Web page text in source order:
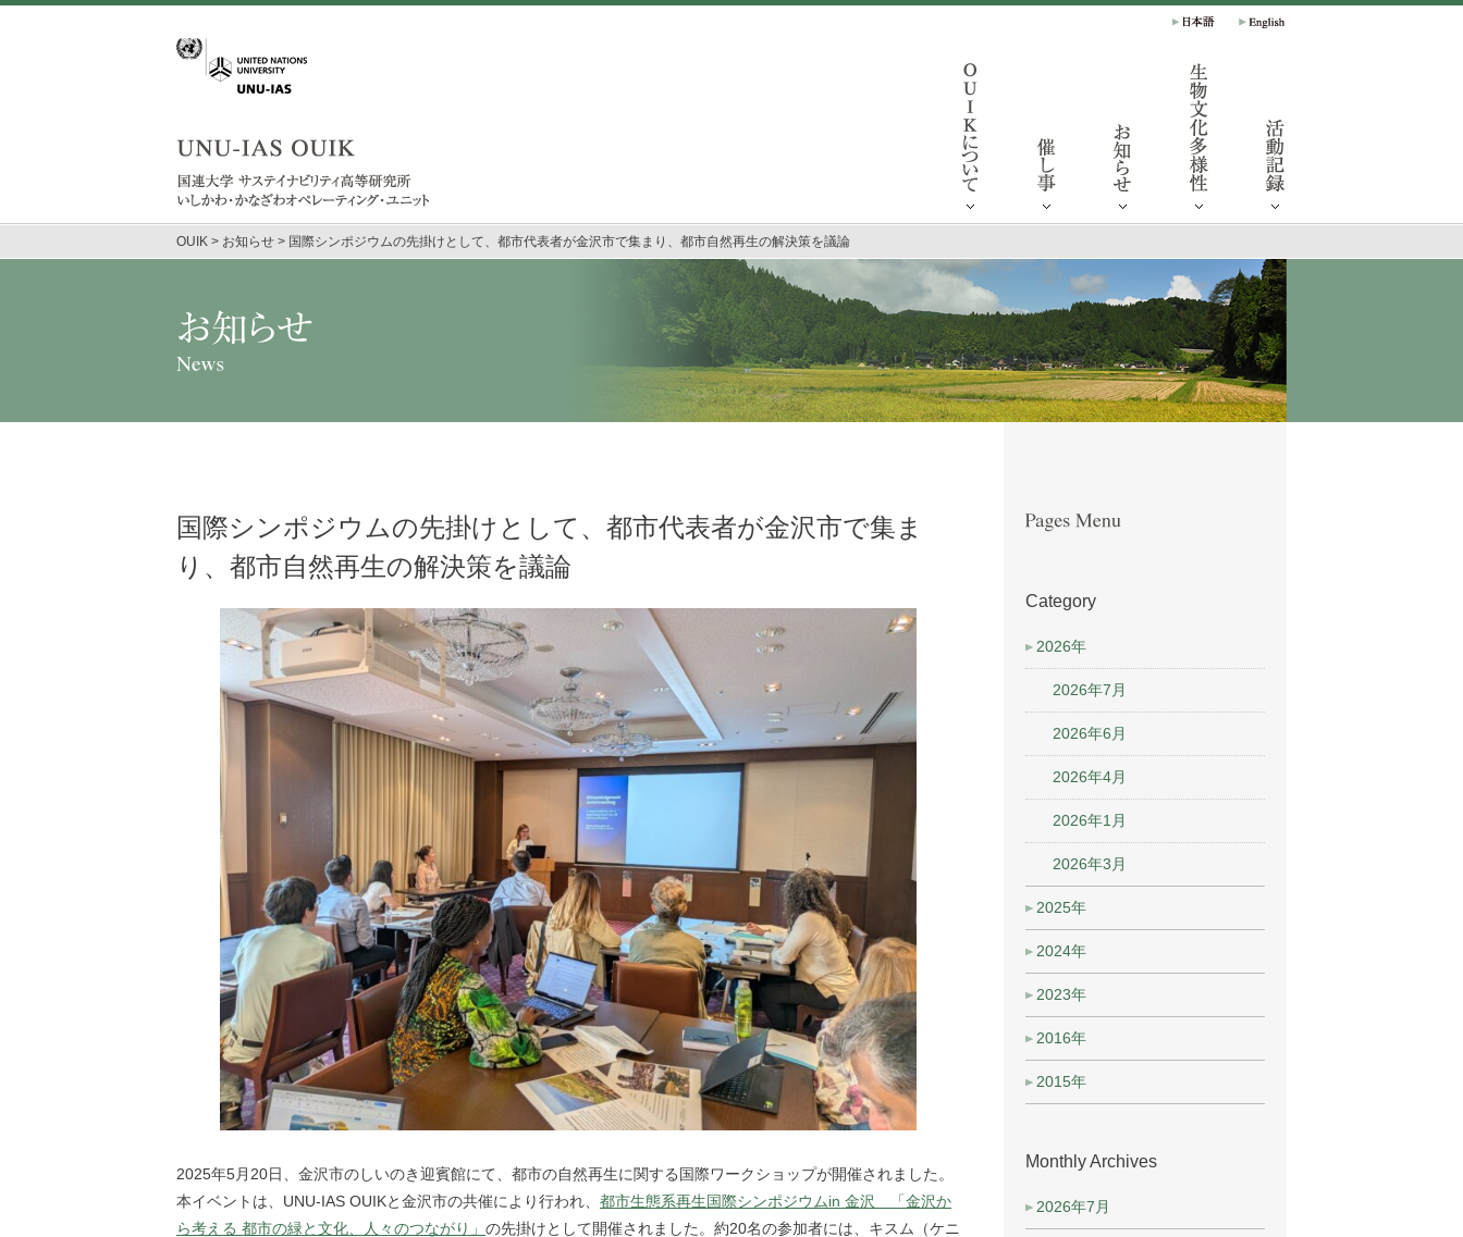
OUIK > お知らせ > 国際シンポジウムの先掛けとして、都市代表者が金沢市で集まり、都市自然再生の解決策を議論
国際シンポジウムの先掛けとして、都市代表者が金沢市で集ま
り、都市自然再生の解決策を議論
2025年5月20日、金沢市のしいのき迎賓館にて、都市の自然再生に関する国際ワークショップが開催されました。
本イベントは、UNU-IAS OUIKと金沢市の共催により行われ、 都市生態系再生国際シンポジウムin 金沢 「金沢か
ら考える 都市の緑と文化、人々のつながり」 の先掛けとして開催されました。約20名の参加者には、キスム（ケニ
Category
2026年
2026年7月
2026年6月
2026年4月
2026年1月
2026年3月
2025年
2024年
2023年
2016年
2015年
Monthly Archives
2026年7月